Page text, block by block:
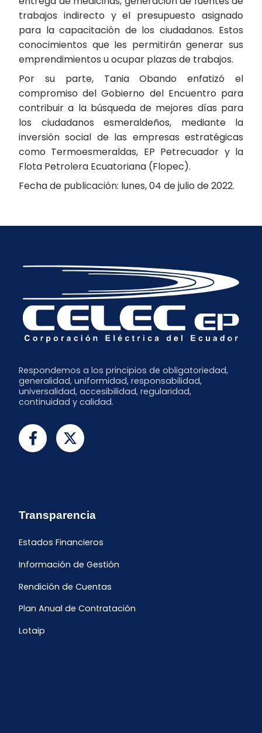
trabajos indirecto y el presupuesto asignado
para la capacitación de los ciudadanos. Estos
conocimientos que les permitirán generar sus
emprendimientos u ocupar plazas de trabajos.
Por su parte, Tania Obando enfatizó el
compromiso del Gobierno del Encuentro para
contribuir a la búsqueda de mejores días para
los ciudadanos esmeraldeños, mediante la
inversión social de las empresas estratégicas
como Termoesmeraldas, EP Petrecuador y la
Flota Petrolera Ecuatoriana (Flopec).
Fecha de publicación: lunes, 04 de julio de 2022.
Respondemos a los principios de obligatoriedad,
generalidad, uniformidad, responsabilidad,
universalidad, accesibilidad, regularidad,
continuidad y calidad.
Transparencia
Estados Financieros
Información de Gestión
Rendición de Cuentas
Plan Anual de Contratación
Lotaip